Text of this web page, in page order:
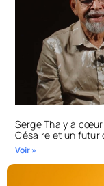
Serge Thaly à
Césaire et un futur
Voir »